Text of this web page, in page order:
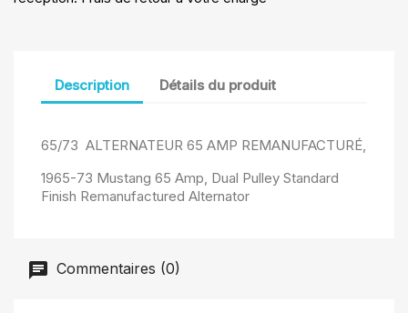
Description Détails du produit
65/73 ALTERNATEUR 65 AMP REMANUFACTURÉ,
1965-73 Mustang 65 Amp, Dual Pulley Standard
Finish Remanufactured Alternator
Commentaires (0)